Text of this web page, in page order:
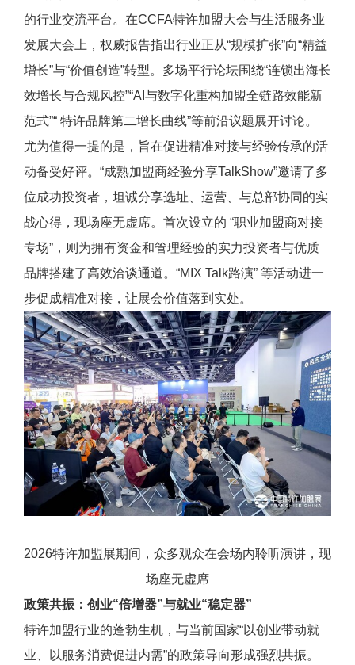
的行业交流平台。在CCFA特许加盟大会与生活服务业
发展大会上，权威报告指出行业正从“规模扩张”向“精益
增长”与“价值创造”转型。多场平行论坛围绕“连锁出海长
效增长与合规风控”“AI与数字化重构加盟全链路效能新
范式”“ 特许品牌第二增长曲线”等前沿议题展开讨论。
尤为值得一提的是，旨在促进精准对接与经验传承的活
动备受好评。“成熟加盟商经验分享TalkShow”邀请了多
位成功投资者，坦诚分享选址、运营、与总部协同的实
战心得，现场座无虚席。首次设立的 “职业加盟商对接
专场”，则为拥有资金和管理经验的实力投资者与优质
品牌搭建了高效洽谈通道。“MIX Talk路演” 等活动进一
步促成精准对接，让展会价值落到实处。
2026特许加盟展期间，众多观众在会场内聆听演讲，现
场座无虚席
政策共振：创业“倍增器”与就业“稳定器”
特许加盟行业的蓬勃生机，与当前国家“以创业带动就
业、以服务消费促进内需”的政策导向形成强烈共振。